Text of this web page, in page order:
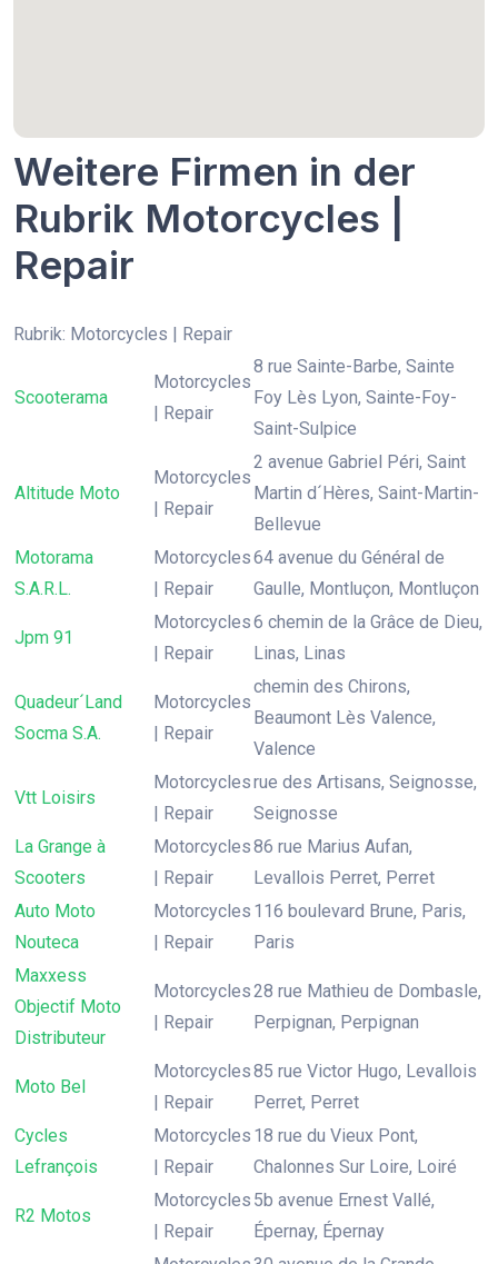
Weitere Firmen in der
Rubrik Motorcycles |
Repair
Rubrik: Motorcycles | Repair
Scooterama
Motorcycles
| Repair
8 rue Sainte-Barbe, Sainte
Foy Lès Lyon, Sainte-Foy-
Saint-Sulpice
Altitude Moto
Motorcycles
| Repair
2 avenue Gabriel Péri, Saint
Martin d´Hères, Saint-Martin-
Bellevue
Motorama
S.A.R.L.
Motorcycles
| Repair
64 avenue du Général de
Gaulle, Montluçon, Montluçon
Jpm 91
Motorcycles
| Repair
6 chemin de la Grâce de Dieu,
Linas, Linas
Quadeur´Land
Socma S.A.
Motorcycles
| Repair
chemin des Chirons,
Beaumont Lès Valence,
Valence
Vtt Loisirs
Motorcycles
| Repair
rue des Artisans, Seignosse,
Seignosse
La Grange à
Scooters
Motorcycles
| Repair
86 rue Marius Aufan,
Levallois Perret, Perret
Auto Moto
Nouteca
Motorcycles
| Repair
116 boulevard Brune, Paris,
Paris
Maxxess
Objectif Moto
Distributeur
Motorcycles
| Repair
28 rue Mathieu de Dombasle,
Perpignan, Perpignan
Moto Bel
Motorcycles
| Repair
85 rue Victor Hugo, Levallois
Perret, Perret
Cycles
Lefrançois
Motorcycles
| Repair
18 rue du Vieux Pont,
Chalonnes Sur Loire, Loiré
R2 Motos
Motorcycles
| Repair
5b avenue Ernest Vallé,
Épernay, Épernay